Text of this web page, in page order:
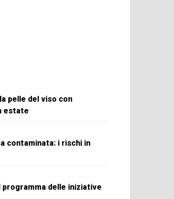
pelle del viso con
estate
contaminata: i rischi in
programma delle iniziative